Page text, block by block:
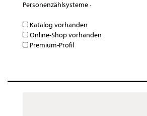
Personenzählsysteme·
Katalog vorhanden
Online-Shop vorhanden
Premium-Profil